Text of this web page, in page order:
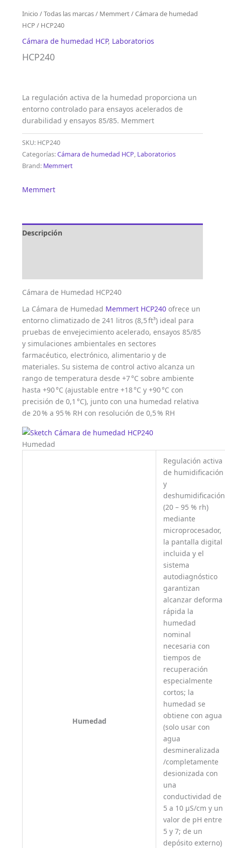
Inicio /Todas las marcas/ Memmert/Cámara de humedad
HCP / HCP240
Cámara de humedad HCP, Laboratorios
HCP240
La regulación activa de la humedad proporciona un
entorno controlado para ensayos acelerados de
durabilidad y ensayos 85/85. Memmert
SKU: HCP240
Categorías:Cámara de humedad HCP, Laboratorios
Brand: Memmert
Memmert
Descripción
Cámara de Humedad HCP240
La Cámara de Humedad Memmert HCP240 ofrece un
entorno climatizado de 241 litros (8,5 ft³) ideal para
pruebas de envejecimiento acelerado, ensayos 85/85
y simulaciones ambientales en sectores
farmacéutico, electrónico, alimentario y de
materiales. Su sistema de control activo alcanza un
rango de temperatura desde +7 °C sobre ambiente
hasta +90 °C (ajustable entre +18 °C y +90 °C con
precisión de 0,1 °C), junto con una humedad relativa
de 20 % a 95 % RH con resolución de 0,5 % RH
Humedad
Humedad
Regulación activa
de humidificación
y
deshumidificación
(20 – 95 % rh)
mediante
microprocesador,
la pantalla digital
incluida y el
sistema
autodiagnóstico
garantizan
alcanzar deforma
rápida la
humedad
nominal
necesaria con
tiempos de
recuperación
especialmente
cortos; la
humedad se
obtiene con agua
(solo usar con
agua
desmineralizada
/completamente
desionizada con
una
conductividad de
5 a 10 μS/cm y un
valor de pH entre
5 y 7; de un
depósito externo)